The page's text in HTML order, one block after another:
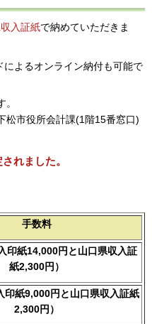
入証紙で納めていただきま
よるオンライン納付も可能で
松市役所会計課(1階15番窓口)
れました。
手数料
印紙14,000円と山口県収入証
紙2,300円）
印紙9,000円と山口県収入証紙
2,300円）